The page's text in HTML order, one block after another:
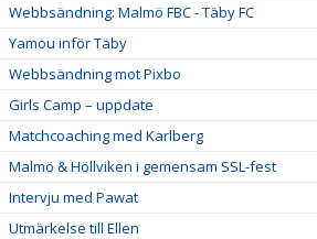
Webbsändning: Malmö FBC - Täby FC
Yamou inför Täby
Webbsändning mot Pixbo
Girls Camp – uppdate
Matchcoaching med Karlberg
Malmö & Höllviken i gemensam SSL-fest
Intervju med Pawat
Utmärkelse till Ellen